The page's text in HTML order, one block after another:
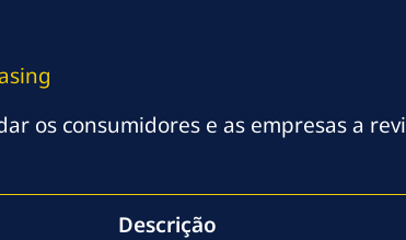
os consumidores e as empresas a
Descrição